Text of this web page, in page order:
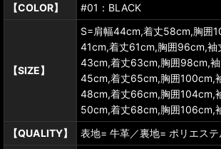
【COLOR】 #01：BLACK
【SIZE】
S=肩幅44cm,着丈58cm,胸囲
41cm,着丈61cm,胸囲96cm,
43cm,着丈63cm,胸囲98cm,
45cm,着丈65cm,胸囲100cm,
48cm,着丈66cm,胸囲104cm,
50cm,着丈68cm,胸囲106cm,
【QUALITY】
表地= 牛革／裏地= ポリエステ